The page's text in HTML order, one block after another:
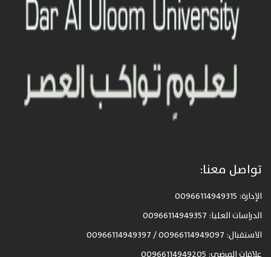
تواصل معنا:
الإدارة: 00966114949315
الدراسات العليا: 00966114949357
الاستقبال: 00966114949097 / 00966114949397